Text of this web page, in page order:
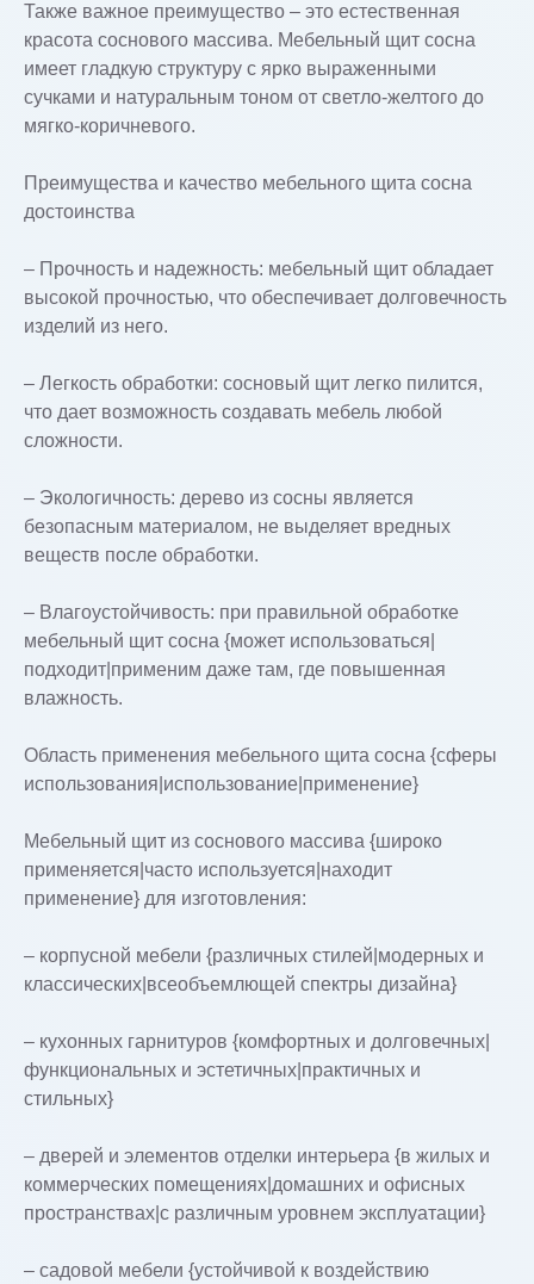
Также важное преимущество – это естественная
красота соснового массива. Мебельный щит сосна
имеет гладкую структуру с ярко выраженными
сучками и натуральным тоном от светло-желтого до
мягко-коричневого.
Преимущества и качество мебельного щита сосна
достоинства
– Прочность и надежность: мебельный щит обладает
высокой прочностью, что обеспечивает долговечность
изделий из него.
– Легкость обработки: сосновый щит легко пилится,
что дает возможность создавать мебель любой
сложности.
– Экологичность: дерево из сосны является
безопасным материалом, не выделяет вредных
веществ после обработки.
– Влагоустойчивость: при правильной обработке
мебельный щит сосна {может использоваться|
подходит|применим даже там, где повышенная
влажность.
Область применения мебельного щита сосна {сферы
использования|использование|применение}
Мебельный щит из соснового массива {широко
применяется|часто используется|находит
применение} для изготовления:
– корпусной мебели {различных стилей|модерных и
классических|всеобъемлющей спектры дизайна}
– кухонных гарнитуров {комфортных и долговечных|
функциональных и эстетичных|практичных и
стильных}
– дверей и элементов отделки интерьера {в жилых и
коммерческих помещениях|домашних и офисных
пространствах|с различным уровнем эксплуатации}
– садовой мебели {устойчивой к воздействию